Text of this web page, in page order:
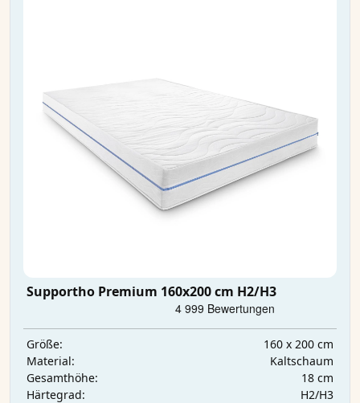
Supportho Premium 160x200 cm H2/H3
Größe:
160 x 200 cm
Material:
Kaltschaum
Gesamthöhe:
18 cm
Härtegrad:
H2/H3